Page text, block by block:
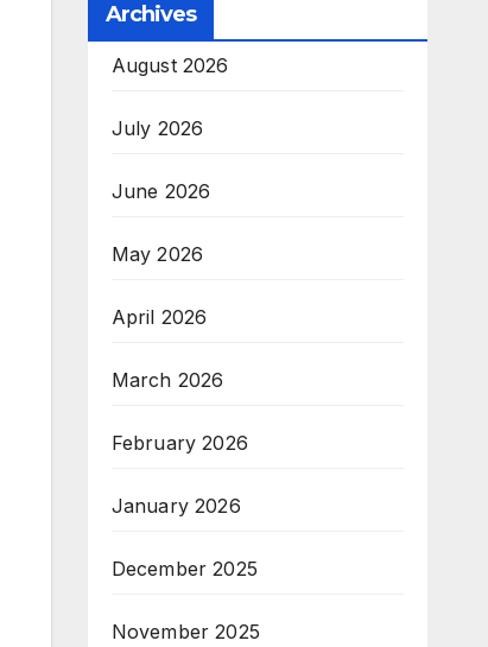
Archives
August 2026
July 2026
June 2026
May 2026
April 2026
March 2026
February 2026
January 2026
December 2025
November 2025